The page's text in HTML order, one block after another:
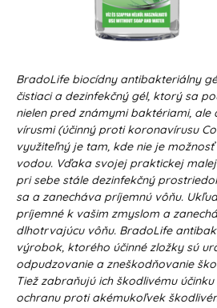
BradoLife biocídny antibakteriálny
čistiaci a dezinfekčný gél, ktorý sa
nielen pred známymi baktériami, ale
vírusmi (účinný proti koronavírusu
využiteľný je tam, kde nie je
vodou. Vďaka svojej praktickej
pri sebe stále dezinfekčný
sa a zanecháva príjemnú vôňu.
príjemné k vašim zmyslom a
dlhotrvajúcu vôňu. BradoLife
výrobok, ktorého účinné zložky sú
odpudzovanie a zneškodňovanie
Tiež zabraňujú ich škodlivému
ochranu proti akémukoľvek